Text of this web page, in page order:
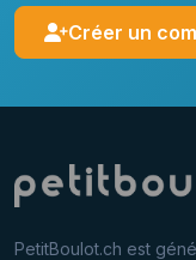
Créer un
PetitBoulot.ch est